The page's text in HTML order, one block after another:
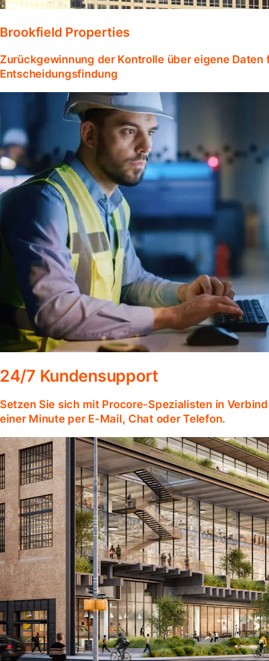
Brookfield Properties
Zurückgewinnung der Kontrolle über eigene Daten
Entscheidungsfindung
24/7 Kundensupport
Setzen Sie sich mit Procore-Spezialisten in
einer Minute per E-Mail, Chat oder Telefon.